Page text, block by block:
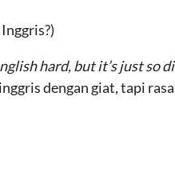
hard, but it’s just so
dengan giat, tapi